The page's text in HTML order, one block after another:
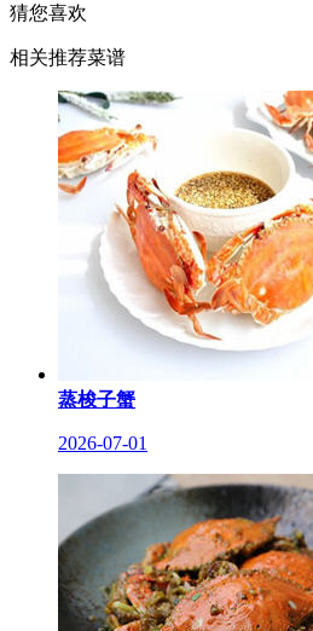
猜您喜欢
相关推荐菜谱
蒸梭子蟹
2026-07-01